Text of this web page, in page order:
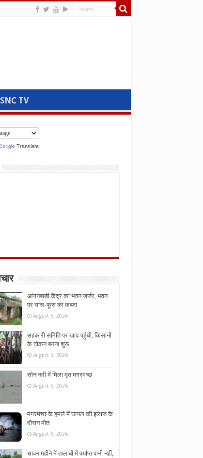
SNC TV
Translate
आंगनबाड़ी केंद्र का भवन जर्जर, भवन
पर घांस-फूस का कब्जा
August 6, 2026
सहकारी समिति पर खाद पहुंची, किसानों
के टोकन बनना शुरू
August 6, 2026
सोन नदी में मिला मृत मगरमच्छ
August 6, 2026
मगरमच्छ के हमले में घायल की इलाज के
दौरान मौत
August 6, 2026
सावन महीने में तालाबों में पर्याप्त पानी नहीं,